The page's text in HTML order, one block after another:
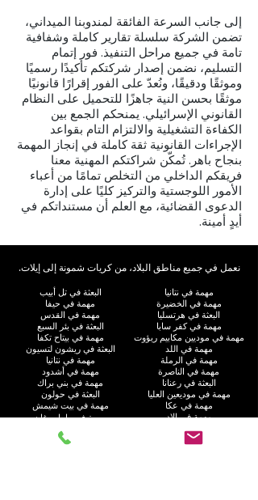
إلى جانب السرعة الفائقة لمندوبنا الميداني،
تضمن الشركة سلسلة تقارير كاملة وشفافية
تامة في جميع مراحل التنفيذ. فور إتمام
التسليم، نضمن إصدار شركتكم تأكيدًا رسميًا
وموثقًا ودقيقًا، ونُعدّ على الفور إقرارًا قانونيًا
موثقًا بحسن النية جاهزًا للتحميل على النظام
القانوني الإسرائيلي. يمنحكم الجمع بين
الكفاءة التشغيلية والالتزام التام بقواعد
الإجراءات القانونية ثقة كاملة في إنجاز المهمة
بنجاح باهر. تُمكّن شراكتكم المهنية معنا
فريقكم الداخلي من التخلص تمامًا من أعباء
الأمور اللوجستية والتركيز كليًا على إدارة
الدعوى القضائية، مع العلم أن مستنداتكم في
أيدٍ أمينة.
نعمل في جميع مناطق البلاد، من كريات شمونة إلى إيلات.
مهمة في نتانيا
مهمة في الخضيرة
البعثة في هرتسليا
مهمة في كفر سابا
مهمة في موديين مكابيم ريؤوت
البعثة في تل أبيب
مهمة في حيفا
مهمة في القدس
البعثة في بئر السبع
مهمة في بيتاح تكفا
مهمة في اللد
مهمة في الرملة
مهمة في الناصرة
البعثة في رعنانا
مهمة في موديعين العليا
البعثة في ريشون لتسيون
مهمة في نتانيا
مهمة في أشدود
مهمة في بني براك
البعثة في حولون
مهمة في بيت شيمش
مهمة في عكا
مهمة في إلاد
مهمة في هود هشارون
البعثة في كريات موتسكين
مهمة في رامات غان
البعثة في عسقلان
البعثة في رحوفوت